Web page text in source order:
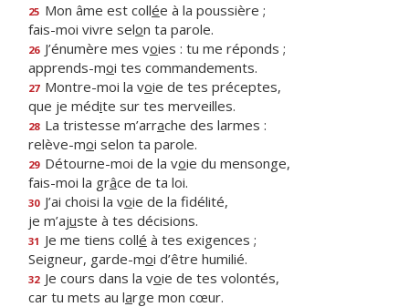
25 Mon âme est collée à la poussière ;
fais-moi vivre selon ta parole.
26 J’énumère mes voies : tu me réponds ;
apprends-moi tes commandements.
27 Montre-moi la voie de tes préceptes,
que je médite sur tes merveilles.
28 La tristesse m’arrache des larmes :
relève-moi selon ta parole.
29 Détourne-moi de la voie du mensonge,
fais-moi la grâce de ta loi.
30 J’ai choisi la voie de la fidélité,
je m’ajuste à tes décisions.
31 Je me tiens collé à tes exigences ;
Seigneur, garde-moi d’être humilié.
32 Je cours dans la voie de tes volontés,
car tu mets au large mon cœur.